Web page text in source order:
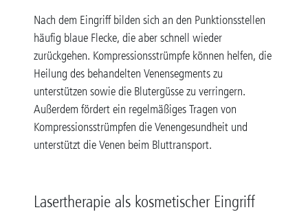
Nach dem Eingriff bilden sich an den Punktionsstellen
häufig blaue Flecke, die aber schnell wieder
zurückgehen. Kompressionsstrümpfe können helfen, die
Heilung des behandelten Venensegments zu
unterstützen sowie die Blutergüsse zu verringern.
Außerdem fördert ein regelmäßiges Tragen von
Kompressionsstrümpfen die Venengesundheit und
unterstützt die Venen beim Bluttransport.
Lasertherapie als kosmetischer Eingriff